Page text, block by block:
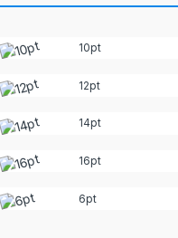
10pt
12pt
14pt
16pt
6pt